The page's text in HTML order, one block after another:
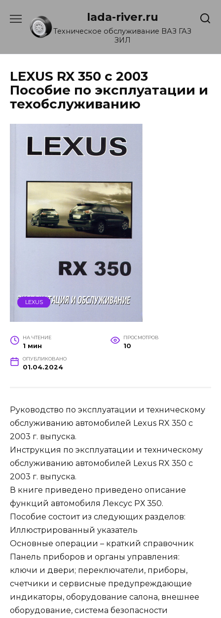
содержанию
lada-river.ru
Техническое обслуживание ВАЗ ГАЗ
ЗИЛ
LEXUS RX 350 с 2003
Пособие по эксплуатации и
техобслуживанию
LEXUS
НА ЧТЕНИЕ
1 мин
ПРОСМОТРОВ
10
ОПУБЛИКОВАНО
01.04.2024
Руководство по эксплуатации и техническому
обслуживанию автомобилей Lexus RX 350 c
2003 г. выпуска.
Инструкция по эксплуатации и техническому
обслуживанию автомобилей Lexus RX 350 c
2003 г. выпуска.
В книге приведено приведено описание
функций автомобиля Лексус РХ 350.
Пособие состоит из следующих разделов:
Иллюстрированный указатель
Основные операции – краткий справочник
Панель приборов и органы управления:
ключи и двери; переключатели, приборы,
счетчики и сервисные предупреждающие
индикаторы, оборудование салона, внешнее
оборудование, система безопасности